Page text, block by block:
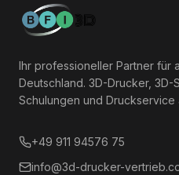
Ihr professioneller Partner für
Deutschland. 3D-Drucker, 3D-
Schulungen und Druckservice
+49 911 94576 75
info@3d-drucker-